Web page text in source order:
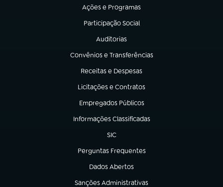
Ações e Programas
(abre em nova aba)
Participação Social
(abre em nova aba)
Auditorias
(abre em nova aba)
Convênios e Transferências
(abre em nova aba)
Receitas e Despesas
(abre em nova aba)
Licitações e Contratos
(abre em nova aba)
Empregados Públicos
(abre em nova aba)
Informações Classificadas
(abre em nova aba)
SIC
(abre em nova aba)
Perguntas Frequentes
(abre em nova aba)
Dados Abertos
(abre em nova aba)
Sanções Administrativas